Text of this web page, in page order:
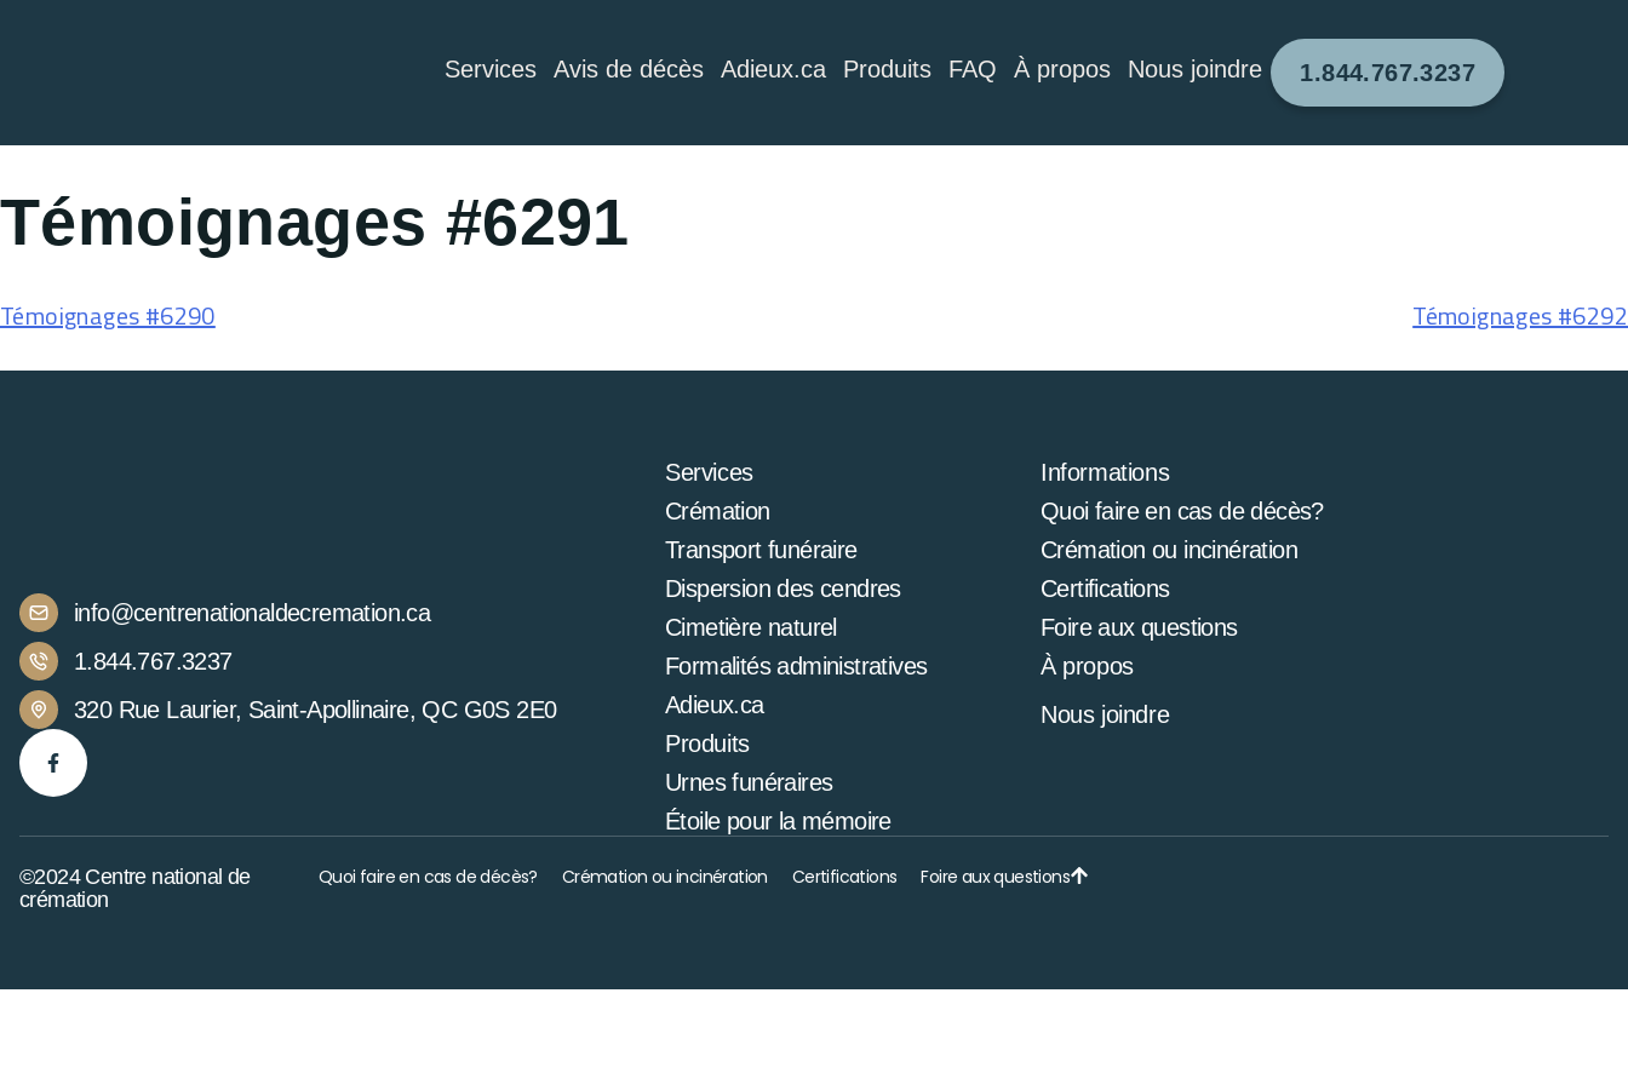
Services Avis de décès Adieux.ca Produits FAQ À propos Nous joindre 1.844.767.3237
Témoignages #6291
Témoignages #6290 Témoignages #6292
info@centrenationaldecremation.ca
1.844.767.3237
320 Rue Laurier, Saint-Apollinaire, QC G0S 2E0
Services
Crémation
Transport funéraire
Dispersion des cendres
Cimetière naturel
Formalités administratives
Adieux.ca
Produits
Urnes funéraires
Étoile pour la mémoire
Informations
Quoi faire en cas de décès?
Crémation ou incinération
Certifications
Foire aux questions
À propos
Nous joindre
©2024 Centre national de
crémation
Quoi faire en cas de décès? Crémation ou incinération Certifications Foire aux questions